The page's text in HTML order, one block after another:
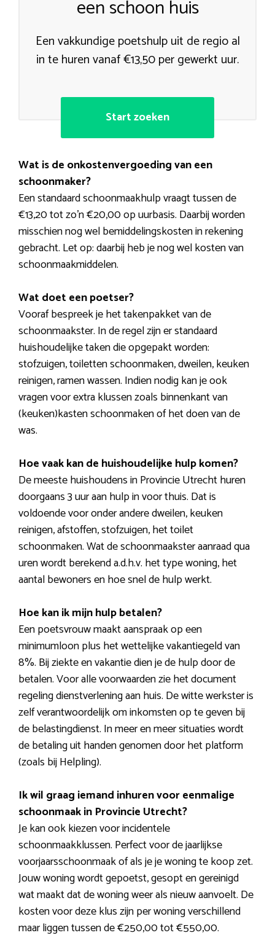
een schoon huis
Een vakkundige poetshulp uit de regio al
in te huren vanaf €13,50 per gewerkt uur.
Start zoeken
Wat is de onkostenvergoeding van een
schoonmaker?
Een standaard schoonmaakhulp vraagt tussen de
€13,20 tot zo’n €20,00 op uurbasis. Daarbij worden
misschien nog wel bemiddelingskosten in rekening
gebracht. Let op: daarbij heb je nog wel kosten van
schoonmaakmiddelen.
Wat doet een poetser?
Vooraf bespreek je het takenpakket van de
schoonmaakster. In de regel zijn er standaard
huishoudelijke taken die opgepakt worden:
stofzuigen, toiletten schoonmaken, dweilen, keuken
reinigen, ramen wassen. Indien nodig kan je ook
vragen voor extra klussen zoals binnenkant van
(keuken)kasten schoonmaken of het doen van de
was.
Hoe vaak kan de huishoudelijke hulp komen?
De meeste huishoudens in Provincie Utrecht huren
doorgaans 3 uur aan hulp in voor thuis. Dat is
voldoende voor onder andere dweilen, keuken
reinigen, afstoffen, stofzuigen, het toilet
schoonmaken. Wat de schoonmaakster aanraad qua
uren wordt berekend a.d.h.v. het type woning, het
aantal bewoners en hoe snel de hulp werkt.
Hoe kan ik mijn hulp betalen?
Een poetsvrouw maakt aanspraak op een
minimumloon plus het wettelijke vakantiegeld van
8%. Bij ziekte en vakantie dien je de hulp door de
betalen. Voor alle voorwaarden zie het document
regeling dienstverlening aan huis. De witte werkster is
zelf verantwoordelijk om inkomsten op te geven bij
de belastingdienst. In meer en meer situaties wordt
de betaling uit handen genomen door het platform
(zoals bij Helpling).
Ik wil graag iemand inhuren voor eenmalige
schoonmaak in Provincie Utrecht?
Je kan ook kiezen voor incidentele
schoonmaakklussen. Perfect voor de jaarlijkse
voorjaarsschoonmaak of als je je woning te koop zet.
Jouw woning wordt gepoetst, gesopt en gereinigd
wat maakt dat de woning weer als nieuw aanvoelt. De
kosten voor deze klus zijn per woning verschillend
maar liggen tussen de €250,00 tot €550,00.